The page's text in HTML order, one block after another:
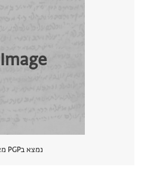
נמצא בPGP מאז